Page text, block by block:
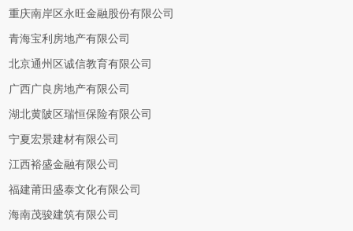
重庆南岸区永旺金融股份有限公司
青海宝利房地产有限公司
北京通州区诚信教育有限公司
广西广良房地产有限公司
湖北黄陂区瑞恒保险有限公司
宁夏宏景建材有限公司
江西裕盛金融有限公司
福建莆田盛泰文化有限公司
海南茂骏建筑有限公司